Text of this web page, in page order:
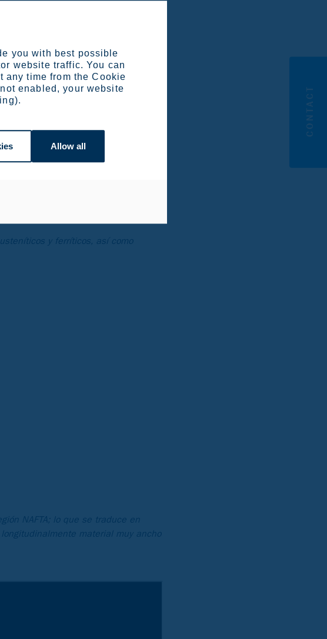
you with best possible
website traffic. You can
any time from the Cookie
enabled, your website
Allow all
y ferríticos, así como
NAFTA; lo que se traduce en
material muy ancho
CONTACT